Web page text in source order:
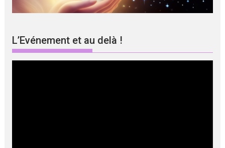
L’Evénement et au delà !